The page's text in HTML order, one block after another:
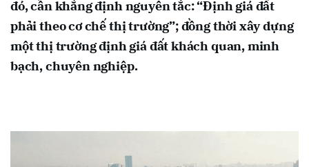
đó, cần khẳng định nguyên tắc: “Định giá đất
phải theo cơ chế thị trường”; đồng thời xây dựng
một thị trường định giá đất khách quan, minh
bạch, chuyên nghiệp.